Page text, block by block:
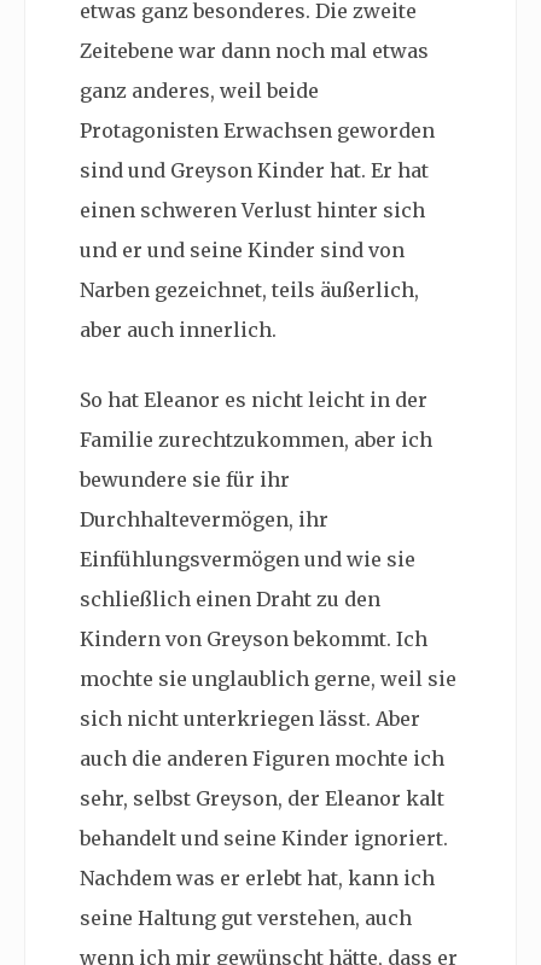
etwas ganz besonderes. Die zweite
Zeitebene war dann noch mal etwas
ganz anderes, weil beide
Protagonisten Erwachsen geworden
sind und Greyson Kinder hat. Er hat
einen schweren Verlust hinter sich
und er und seine Kinder sind von
Narben gezeichnet, teils äußerlich,
aber auch innerlich.
So hat Eleanor es nicht leicht in der
Familie zurechtzukommen, aber ich
bewundere sie für ihr
Durchhaltevermögen, ihr
Einfühlungsvermögen und wie sie
schließlich einen Draht zu den
Kindern von Greyson bekommt. Ich
mochte sie unglaublich gerne, weil sie
sich nicht unterkriegen lässt. Aber
auch die anderen Figuren mochte ich
sehr, selbst Greyson, der Eleanor kalt
behandelt und seine Kinder ignoriert.
Nachdem was er erlebt hat, kann ich
seine Haltung gut verstehen, auch
wenn ich mir gewünscht hätte, dass er